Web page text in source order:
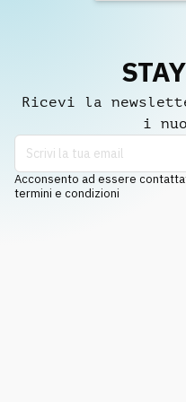
Ricevi la
i
Acconsento ad essere
termini e condizioni